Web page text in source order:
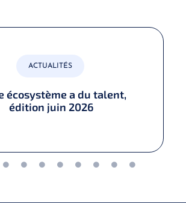
ACTUALITÉS
écosystème a du talent,
édition juin 2026​